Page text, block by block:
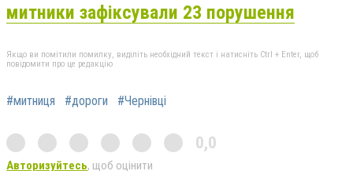
митники зафіксували 23 порушення
Якщо ви помітили помилку, виділіть необхідний текст і натисніть Ctrl + Enter, щоб
повідомити про це редакцію
#митниця #дороги #Чернівці
0,0
Авторизуйтесь, щоб оцінити